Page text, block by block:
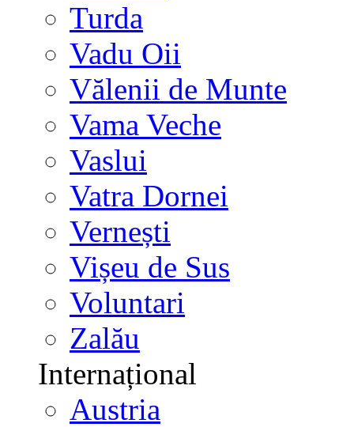
Turda
Vadu Oii
Vălenii de Munte
Vama Veche
Vaslui
Vatra Dornei
Vernești
Vișeu de Sus
Voluntari
Zalău
Internațional
Austria